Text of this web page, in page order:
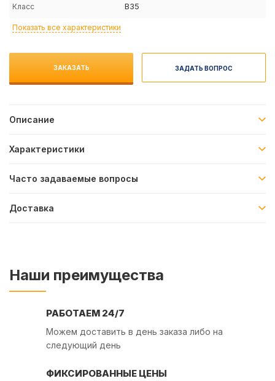
Класс B35
Показать все характеристики
ЗАКАЗАТЬ ЗАДАТЬ ВОПРОС
Описание
Характеристики
Часто задаваемые вопросы
Доставка
Наши преимущества
РАБОТАЕМ 24/7
Можем доставить в день заказа либо на
следующий день
ФИКСИРОВАННЫЕ ЦЕНЫ